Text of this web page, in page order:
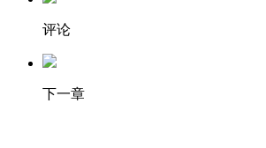
评论
下一章